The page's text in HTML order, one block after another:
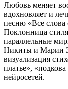
Любовь меняет
вдохновляет и
песню «Все
Поклонница
параллельные
Никиты и Марии
визуализация
платье»,
нейросетей.